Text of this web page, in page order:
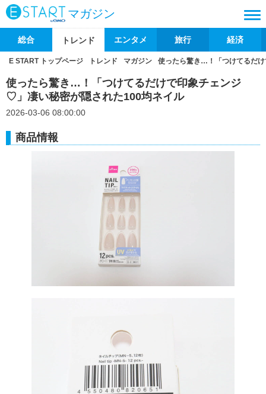
マガジン
総合 トレンド エンタメ 旅行 経済
E START トップページ トレンド マガジン 使ったら驚き…！「つけてるだ
使ったら驚き…！「つけてるだけで印象チェンジ
♡」凄い秘密が隠された100均ネイル
2026-03-06 08:00:00
商品情報